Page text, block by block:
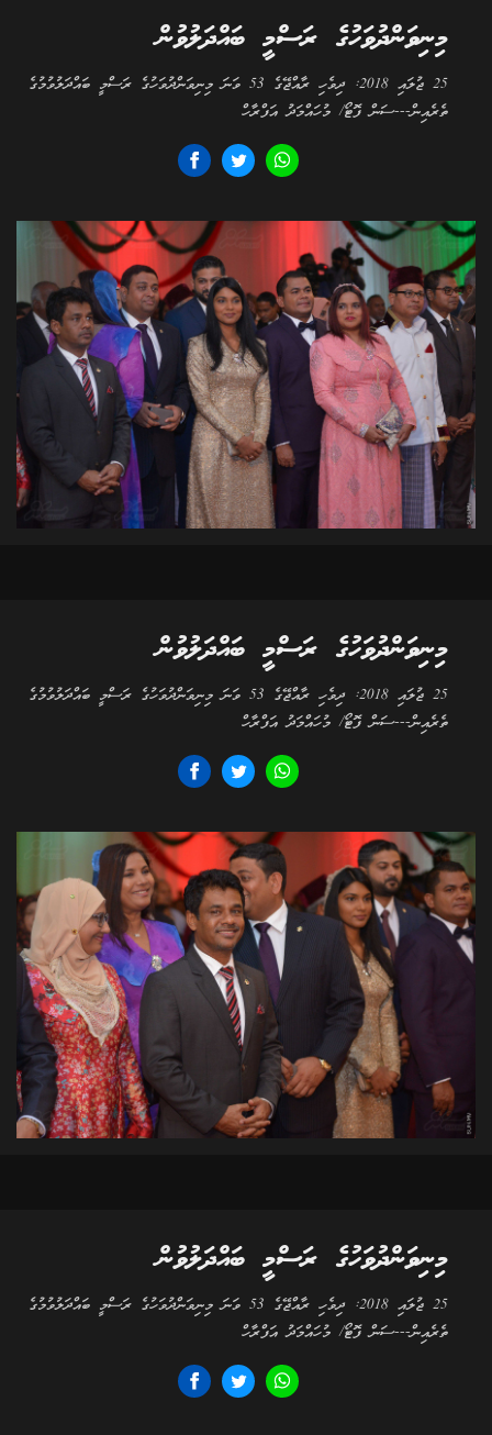
މިނިވަންދުވަހުގެ ރަސްމީ ބައްދަލުވުން
25 ޖުލައި 2018: ދިވެހި ރާއްޖޭގެ 53 ވަނަ މިނިވަންދުވަހުގެ ރަސްމީ ބައްދަލުވުމުގެ
ތެރެއިން---ސަން ފޮޓޯ/ މުހައްމަދު އަފްރާހް
މިނިވަންދުވަހުގެ ރަސްމީ ބައްދަލުވުން
25 ޖުލައި 2018: ދިވެހި ރާއްޖޭގެ 53 ވަނަ މިނިވަންދުވަހުގެ ރަސްމީ ބައްދަލުވުމުގެ
ތެރެއިން---ސަން ފޮޓޯ/ މުހައްމަދު އަފްރާހް
މިނިވަންދުވަހުގެ ރަސްމީ ބައްދަލުވުން
25 ޖުލައި 2018: ދިވެހި ރާއްޖޭގެ 53 ވަނަ މިނިވަންދުވަހުގެ ރަސްމީ ބައްދަލުވުމުގެ
ތެރެއިން---ސަން ފޮޓޯ/ މުހައްމަދު އަފްރާހް